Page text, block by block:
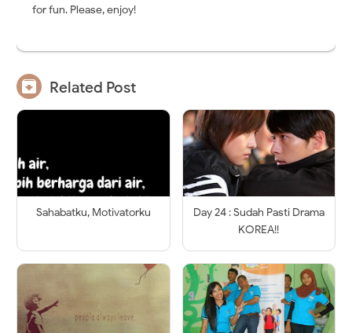
for fun. Please, enjoy!
 Related Post
Sahabatku, Motivatorku
Day 24 : Sudah Pasti Drama
KOREA!!